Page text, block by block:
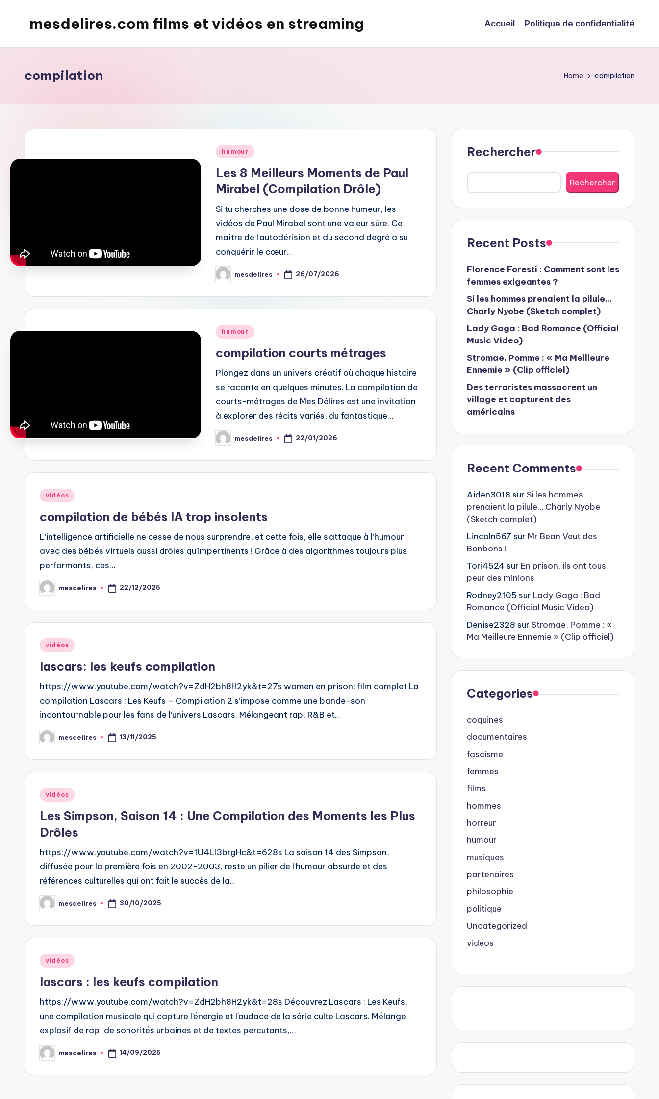
mesdelires.com films et vidéos en streaming
film
en
Accueil Politique de confidentialité
compilation Home compilation
Posted
humour
Les 8 Meilleurs Moments de Paul
Mirabel (Compilation Drôle)
Si tu cherches une dose de bonne humeur, les
vidéos de Paul Mirabel sont une valeur sûre. Ce
maître de l’autodérision et du second degré a su
conquérir le cœur…
Posted
by
mesdelires 26/07/2026
Posted
humour
compilation courts métrages
Plongez dans un univers créatif où chaque histoire
se raconte en quelques minutes. La compilation de
courts-métrages de Mes Délires est une invitation
à explorer des récits variés, du fantastique…
Posted
by
mesdelires 22/01/2026
Posted
vidéos
compilation de bébés IA trop insolents
L’intelligence artificielle ne cesse de nous surprendre, et cette fois, elle s’attaque à l’humour
avec des bébés virtuels aussi drôles qu’impertinents ! Grâce à des algorithmes toujours plus
performants, ces…
Posted
by
mesdelires 22/12/2025
Posted
vidéos
lascars: les keufs compilation
https://www.youtube.com/watch?v=ZdH2bh8H2yk&t=27s women en prison: film complet La
compilation Lascars : Les Keufs – Compilation 2 s’impose comme une bande-son
incontournable pour les fans de l’univers Lascars. Mélangeant rap, R&B et…
Posted
by
mesdelires 13/11/2025
Posted
vidéos
Les Simpson, Saison 14 : Une Compilation des Moments les Plus
Drôles
https://www.youtube.com/watch?v=1U4Ll3brgHc&t=628s La saison 14 des Simpson,
diffusée pour la première fois en 2002-2003, reste un pilier de l’humour absurde et des
références culturelles qui ont fait le succès de la…
Posted
by
mesdelires 30/10/2025
Posted
vidéos
lascars : les keufs compilation
https://www.youtube.com/watch?v=ZdH2bh8H2yk&t=28s Découvrez Lascars : Les Keufs,
une compilation musicale qui capture l’énergie et l’audace de la série culte Lascars. Mélange
explosif de rap, de sonorités urbaines et de textes percutants,…
Posted
by
mesdelires 14/09/2025
Rechercher
Rechercher
Recent Posts
Florence Foresti : Comment sont les
femmes exigeantes ?
Si les hommes prenaient la pilule…
Charly Nyobe (Sketch complet)
Lady Gaga : Bad Romance (Official
Music Video)
Stromae, Pomme : « Ma Meilleure
Ennemie » (Clip officiel)
Des terroristes massacrent un
village et capturent des
américains
Recent Comments
Aiden3018 sur Si les hommes
prenaient la pilule… Charly Nyobe
(Sketch complet)
Lincoln567 sur Mr Bean Veut des
Bonbons !
Tori4524 sur En prison, ils ont tous
peur des minions
Rodney2105 sur Lady Gaga : Bad
Romance (Official Music Video)
Denise2328 sur Stromae, Pomme : «
Ma Meilleure Ennemie » (Clip officiel)
Categories
coquines
documentaires
fascisme
femmes
films
hommes
horreur
humour
musiques
partenaires
philosophie
politique
Uncategorized
vidéos